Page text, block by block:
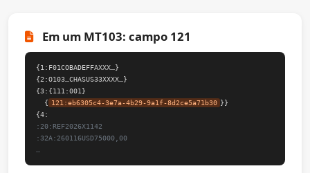
Em um MT103: campo 121
{1:F01COBADEFFAXXX…}
{2:O103…CHASUS33XXXX…}
{3:{111:001}
{ 121:eb6305c4-3e7a-4b29-9a1f-8d2ce5a71b30 }}
{4:
:20:REF2026X1142
:32A:260116USD75000,00